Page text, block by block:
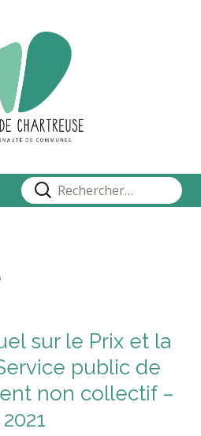
Rechercher :
sur le Prix et la
public de
non collectif –
2021